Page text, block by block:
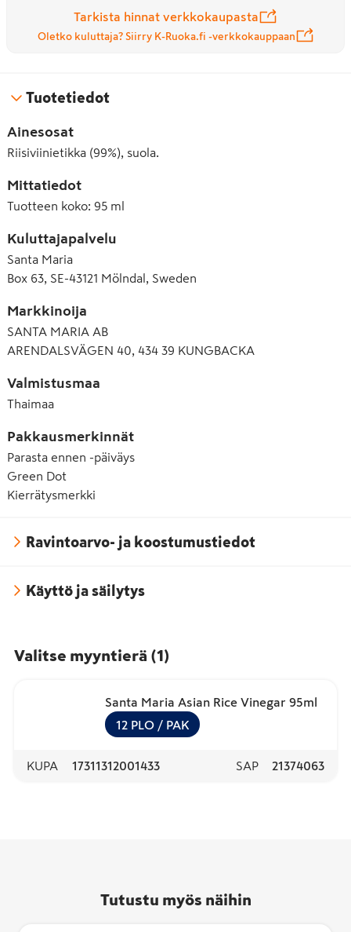
Tarkista hinnat verkkokaupasta
Oletko kuluttaja? Siirry K-Ruoka.fi -verkkokauppaan
Tuotetiedot
Ainesosat
Riisiviinietikka (99%), suola.
Mittatiedot
Tuotteen koko: 95 ml
Kuluttajapalvelu
Santa Maria
Box 63, SE-43121 Mölndal, Sweden
Markkinoija
SANTA MARIA AB
ARENDALSVÄGEN 40, 434 39 KUNGBACKA
Valmistusmaa
Thaimaa
Pakkausmerkinnät
Parasta ennen -päiväys
Green Dot
Kierrätysmerkki
Ravintoarvo- ja koostumustiedot
Käyttö ja säilytys
Valitse myyntierä (1 )
Santa Maria Asian Rice Vinegar 95ml
12 PLO / PAK
KUPA 17311312001433 SAP 21374063
Tutustu myös näihin